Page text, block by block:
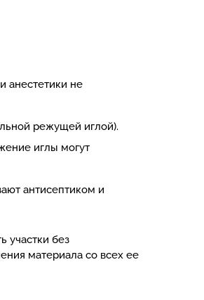
анестетики не
режущей иглой).
иглы могут
антисептиком и
участки без
материала со всех ее